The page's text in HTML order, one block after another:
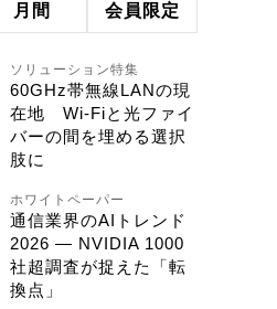
月間 会員限定
ソリューション特集
60GHz帯無線LANの現
在地 Wi-Fiと光ファイ
バーの間を埋める選択
肢に
ホワイトペーパー
通信業界のAIトレンド
2026 ― NVIDIA 1000
社超調査が捉えた「転
換点」